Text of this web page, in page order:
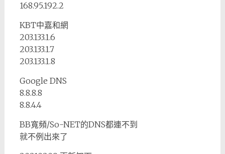
168.95.192.2
KBT中嘉和網
203.133.1.6
203.133.1.7
203.133.1.8
Google DNS
8.8.8.8
8.8.4.4
BB寬頻/So-NET的DNS都連不到
就不例出來了